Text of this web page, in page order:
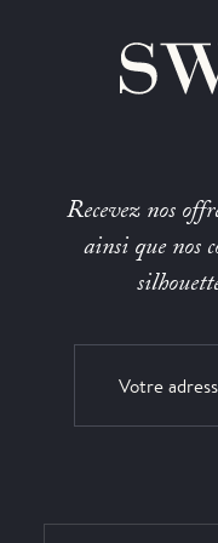
Recevez nos
ainsi que nos